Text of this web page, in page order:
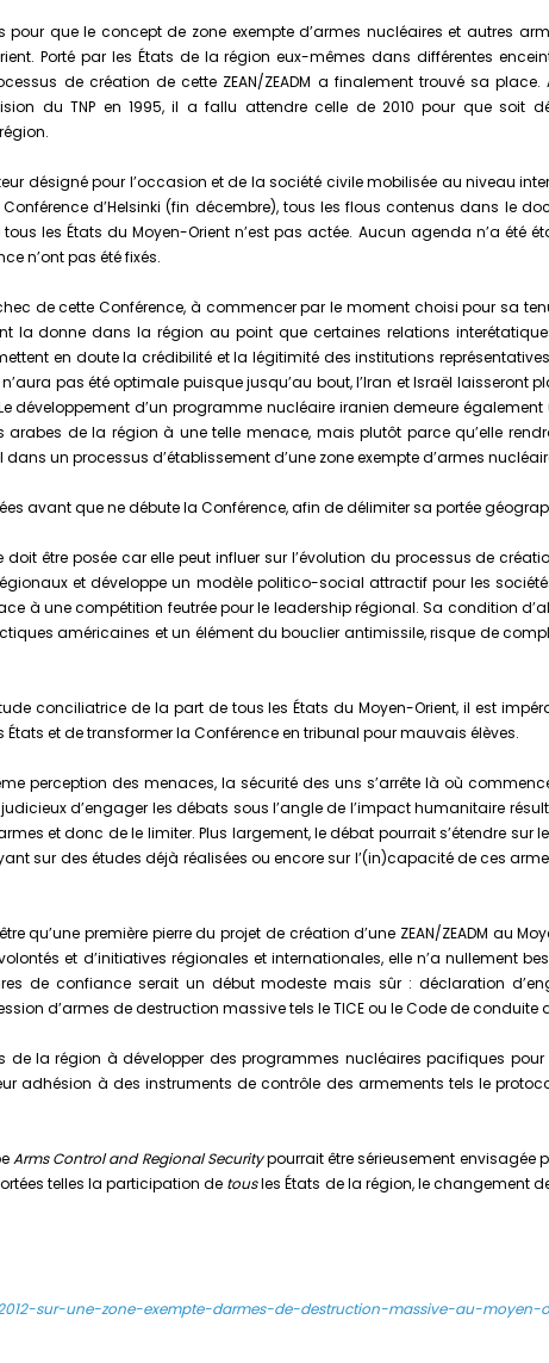
que le concept de zone exempte d’armes nucléaires et autres
Porté par les États de la région eux-mêmes dans différentes
de création de cette ZEAN/ZEADM a finalement trouvé sa
du TNP en 1995, il a fallu attendre celle de 2010 pour que soit
désigné pour l’occasion et de la société civile mobilisée au niveau
d’Helsinki (fin décembre), tous les flous contenus dans le
les États du Moyen-Orient n’est pas actée. Aucun agenda n’a été
n’ont pas été fixés.
de cette Conférence, à commencer par le moment choisi pour sa
la donne dans la région au point que certaines relations
en doute la crédibilité et la légitimité des institutions
pas été optimale puisque jusqu’au bout, l’Iran et Israël laisseront
développement d’un programme nucléaire iranien demeure
de la région à une telle menace, mais plutôt parce qu’elle
un processus d’établissement d’une zone exempte d’armes
avant que ne débute la Conférence, afin de délimiter sa portée
être posée car elle peut influer sur l’évolution du processus de
et développe un modèle politico-social attractif pour les
à une compétition feutrée pour le leadership régional. Sa condition
américaines et un élément du bouclier antimissile, risque de
conciliatrice de la part de tous les États du Moyen-Orient, il est
et de transformer la Conférence en tribunal pour mauvais élèves.
perception des menaces, la sécurité des uns s’arrête là où
d’engager les débats sous l’angle de l’impact humanitaire
et donc de le limiter. Plus largement, le débat pourrait s’étendre
sur des études déjà réalisées ou encore sur l’(in)capacité de ces
qu’une première pierre du projet de création d’une ZEAN/ZEADM au
et d’initiatives régionales et internationales, elle n’a nullement
de confiance serait un début modeste mais sûr : déclaration
d’armes de destruction massive tels le TICE ou le Code de conduite
la région à développer des programmes nucléaires pacifiques pour
adhésion à des instruments de contrôle des armements tels le
Arms Control and Regional Securitypourrait être sérieusement envisagée
telles la participation de tousles États de la région, le changement
sur-une-zone-exempte-darmes-de-destruction-massive-au-